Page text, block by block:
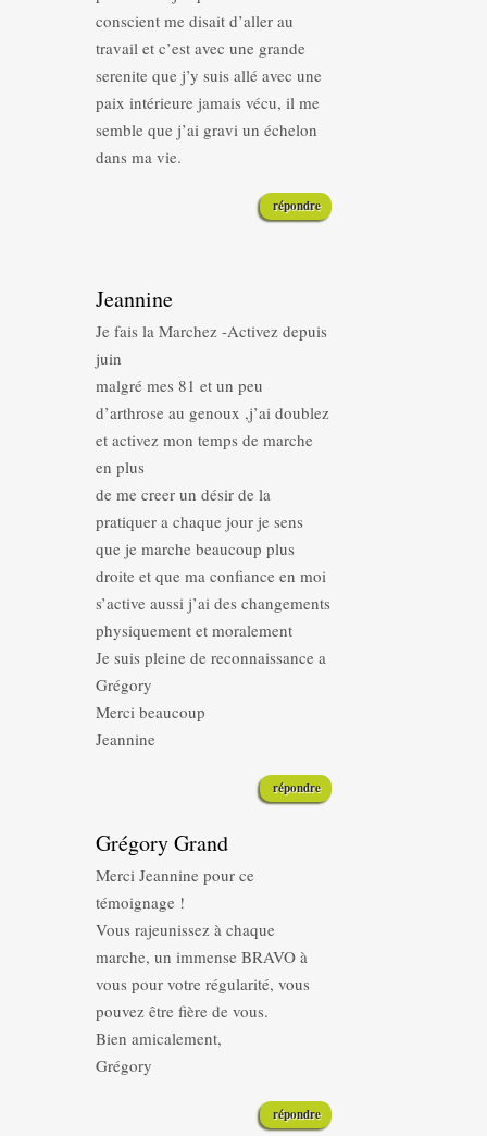
conscient me disait d’aller au
travail et c’est avec une grande
serenite que j’y suis allé avec une
paix intérieure jamais vécu, il me
semble que j’ai gravi un échelon
dans ma vie.
répondre
Jeannine
Je fais la Marchez -Activez depuis
juin
malgré mes 81 et un peu
d’arthrose au genoux ,j’ai doublez
et activez mon temps de marche
en plus
de me creer un désir de la
pratiquer a chaque jour je sens
que je marche beaucoup plus
droite et que ma confiance en moi
s’active aussi j’ai des changements
physiquement et moralement
Je suis pleine de reconnaissance a
Grégory
Merci beaucoup
Jeannine
répondre
Grégory Grand
Merci Jeannine pour ce
témoignage !
Vous rajeunissez à chaque
marche, un immense BRAVO à
vous pour votre régularité, vous
pouvez être fière de vous.
Bien amicalement,
Grégory
répondre